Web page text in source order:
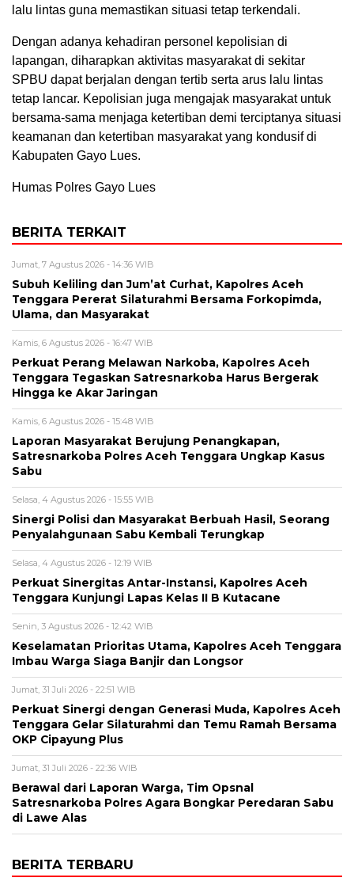
lalu lintas guna memastikan situasi tetap terkendali.
Dengan adanya kehadiran personel kepolisian di
lapangan, diharapkan aktivitas masyarakat di sekitar
SPBU dapat berjalan dengan tertib serta arus lalu lintas
tetap lancar. Kepolisian juga mengajak masyarakat untuk
bersama-sama menjaga ketertiban demi terciptanya situasi
keamanan dan ketertiban masyarakat yang kondusif di
Kabupaten Gayo Lues.
Humas Polres Gayo Lues
BERITA TERKAIT
Jumat, 7 Agustus 2026 - 14:36 WIB
Subuh Keliling dan Jum’at Curhat, Kapolres Aceh
Tenggara Pererat Silaturahmi Bersama Forkopimda,
Ulama, dan Masyarakat
Kamis, 6 Agustus 2026 - 16:47 WIB
Perkuat Perang Melawan Narkoba, Kapolres Aceh
Tenggara Tegaskan Satresnarkoba Harus Bergerak
Hingga ke Akar Jaringan
Kamis, 6 Agustus 2026 - 15:48 WIB
Laporan Masyarakat Berujung Penangkapan,
Satresnarkoba Polres Aceh Tenggara Ungkap Kasus
Sabu
Selasa, 4 Agustus 2026 - 15:55 WIB
Sinergi Polisi dan Masyarakat Berbuah Hasil, Seorang
Penyalahgunaan Sabu Kembali Terungkap
Selasa, 4 Agustus 2026 - 12:19 WIB
Perkuat Sinergitas Antar-Instansi, Kapolres Aceh
Tenggara Kunjungi Lapas Kelas II B Kutacane
Senin, 3 Agustus 2026 - 12:42 WIB
Keselamatan Prioritas Utama, Kapolres Aceh Tenggara
Imbau Warga Siaga Banjir dan Longsor
Jumat, 31 Juli 2026 - 22:51 WIB
Perkuat Sinergi dengan Generasi Muda, Kapolres Aceh
Tenggara Gelar Silaturahmi dan Temu Ramah Bersama
OKP Cipayung Plus
Jumat, 31 Juli 2026 - 22:36 WIB
Berawal dari Laporan Warga, Tim Opsnal
Satresnarkoba Polres Agara Bongkar Peredaran Sabu
di Lawe Alas
BERITA TERBARU